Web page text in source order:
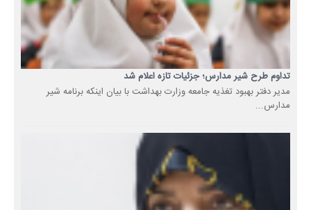
تداوم طرح شیر مدارس؛ جزئیات تازه اعلام شد
مدیر دفتر بهبود تغذیه جامعه وزارت بهداشت با بیان اینکه برنامه شیر
مدارس...